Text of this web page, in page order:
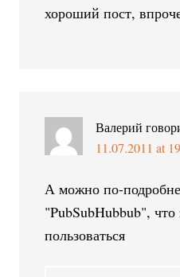
хороший пост,
Валерий
11.07.2011 at
А можно по-
"PubSubHubbub", что
пользоваться